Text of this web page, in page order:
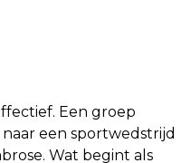
Een groep
een sportwedstrijd
Wat begint als